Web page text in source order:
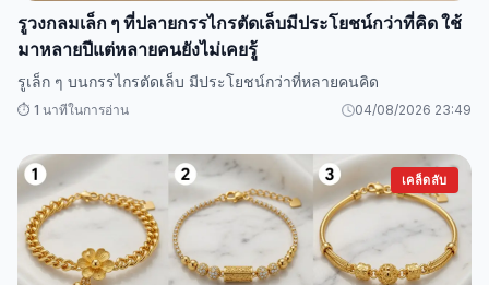
รูวงกลมเล็ก ๆ ที่ปลายกรรไกรตัดเล็บมีประโยชน์กว่าที่คิด ใช้
มาหลายปีแต่หลายคนยังไม่เคยรู้
รูเล็ก ๆ บนกรรไกรตัดเล็บ มีประโยชน์กว่าที่หลายคนคิด
⏱️ 1 นาทีในการอ่าน 04/08/2026 23:49
เคล็ดลับ